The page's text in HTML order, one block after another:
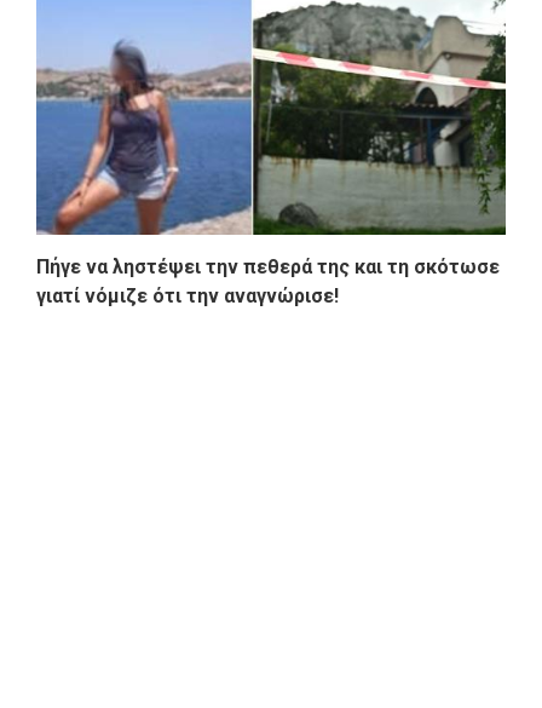
Πήγε να ληστέψει την πεθερά της και τη σκότωσε
γιατί νόμιζε ότι την αναγνώρισε!